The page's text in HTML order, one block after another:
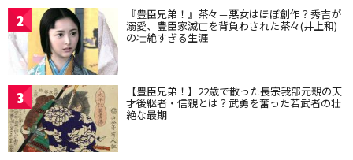
2 『豊臣兄弟！』茶々＝悪女はほぼ創作？秀吉が
溺愛、豊臣家滅亡を背負わされた茶々(井上和)
の壮絶すぎる生涯
3 【豊臣兄弟！】22歳で散った長宗我部元親の天
才後継者・信親とは？武勇を奮った若武者の壮
絶な最期